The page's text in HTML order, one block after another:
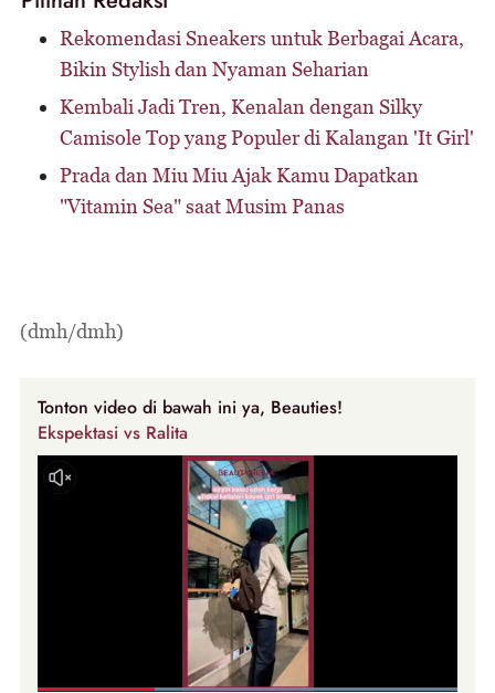
Rekomendasi Sneakers untuk Berbagai Acara,
Bikin Stylish dan Nyaman Seharian
Kembali Jadi Tren, Kenalan dengan Silky
Camisole Top yang Populer di Kalangan 'It Girl'
Prada dan Miu Miu Ajak Kamu Dapatkan
"Vitamin Sea" saat Musim Panas
(dmh/dmh)
Tonton video di bawah ini ya, Beauties!
Ekspektasi vs Ralita